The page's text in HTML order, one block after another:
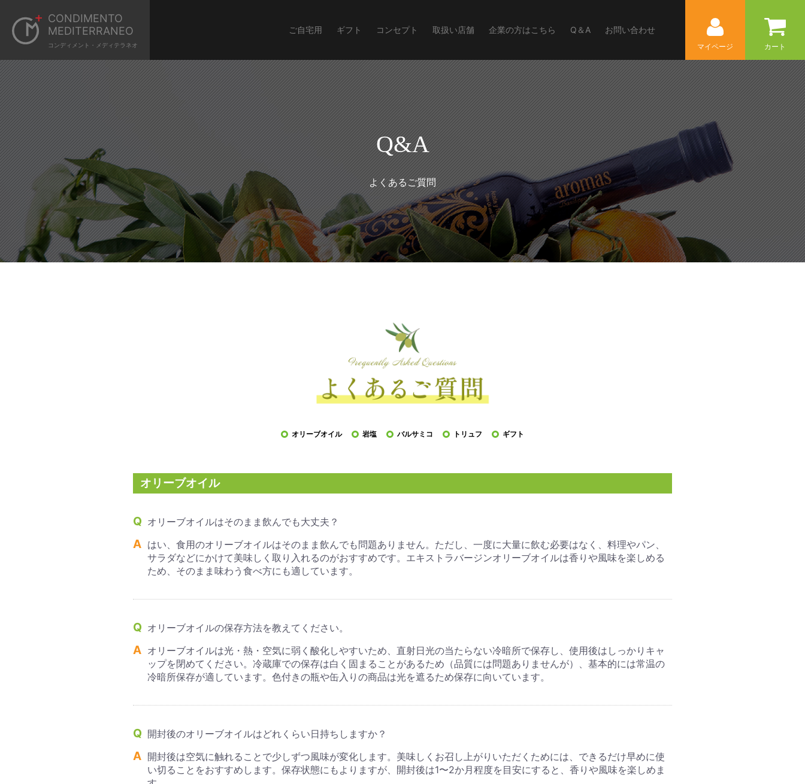
CONDIMENTO
MEDITERRANEO
コンディメント・メディテラネオ
ご自宅用 ギフト コンセプト 取扱い店舗 企業の方はこちら Q＆A お問い合わせ
マイページ カート
Q&A
よくあるご質問
オリーブオイル 岩塩 バルサミコ トリュフ ギフト
オリーブオイル
オリーブオイルはそのまま飲んでも大丈夫？
はい、食用のオリーブオイルはそのまま飲んでも問題ありません。ただし、一度に大量に飲む必要はなく、料理やパン、
サラダなどにかけて美味しく取り入れるのがおすすめです。エキストラバージンオリーブオイルは香りや風味を楽しめる
ため、そのまま味わう食べ方にも適しています。
オリーブオイルの保存方法を教えてください。
オリーブオイルは光・熱・空気に弱く酸化しやすいため、直射日光の当たらない冷暗所で保存し、使用後はしっかりキャ
ップを閉めてください。冷蔵庫での保存は白く固まることがあるため（品質には問題ありませんが）、基本的には常温の
冷暗所保存が適しています。色付きの瓶や缶入りの商品は光を遮るため保存に向いています。
開封後のオリーブオイルはどれくらい日持ちしますか？
開封後は空気に触れることで少しずつ風味が変化します。美味しくお召し上がりいただくためには、できるだけ早めに使
い切ることをおすすめします。保存状態にもよりますが、開封後は1〜2か月程度を目安にすると、香りや風味を楽しめま